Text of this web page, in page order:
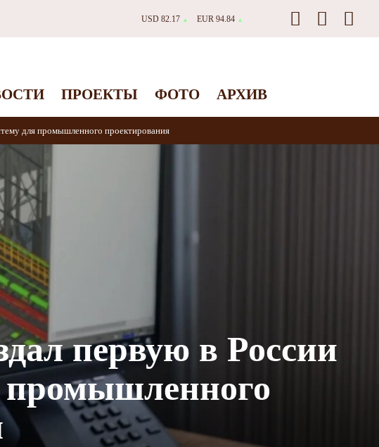
USD 82.17 ▲ EUR 94.84 ▲
ПРОЕКТЫ ФОТО АРХИВ
для промышленного проектирования
первую в России
промышленного